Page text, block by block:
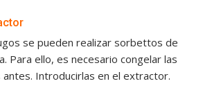
se pueden realizar sorbettos de
Para ello, es necesario congelar las
Introducirlas en el extractor.